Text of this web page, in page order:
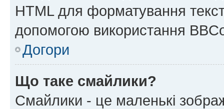
HTML для форматування
допомогою використання
Догори
Що таке смайлики?
Смайлики - це маленькі